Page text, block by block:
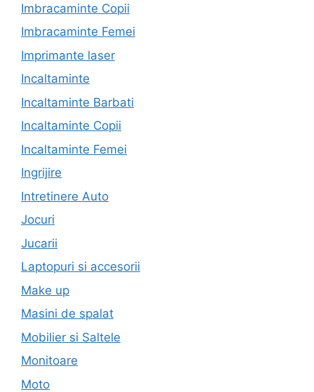
Imbracaminte Copii
Imbracaminte Femei
Imprimante laser
Incaltaminte
Incaltaminte Barbati
Incaltaminte Copii
Incaltaminte Femei
Ingrijire
Intretinere Auto
Jocuri
Jucarii
Laptopuri si accesorii
Make up
Masini de spalat
Mobilier si Saltele
Monitoare
Moto